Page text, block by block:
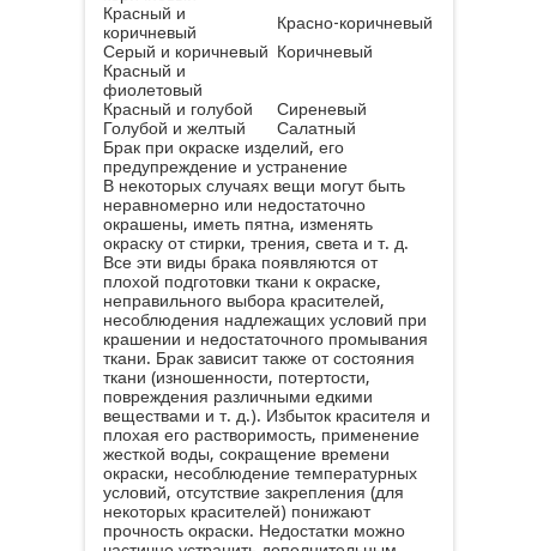
Красный и
коричневый
Красно-коричневый
Серый и коричневый Коричневый
Красный и
фиолетовый
Красный и голубой
Сиреневый
Голубой и желтый
Салатный
Брак при окраске изделий, его
предупреждение и устранение
В некоторых случаях вещи могут быть
неравномерно или недостаточно
окрашены, иметь пятна, изменять
окраску от стирки, трения, света и т. д.
Все эти виды брака появляются от
плохой подготовки ткани к окраске,
неправильного выбора красителей,
несоблюдения надлежащих условий при
крашении и недостаточного промывания
ткани. Брак зависит также от состояния
ткани (изношенности, потертости,
повреждения различными едкими
веществами и т. д.). Избыток красителя и
плохая его растворимость, применение
жесткой воды, сокращение времени
окраски, несоблюдение температурных
условий, отсутствие закрепления (для
некоторых красителей) понижают
прочность окраски. Недостатки можно